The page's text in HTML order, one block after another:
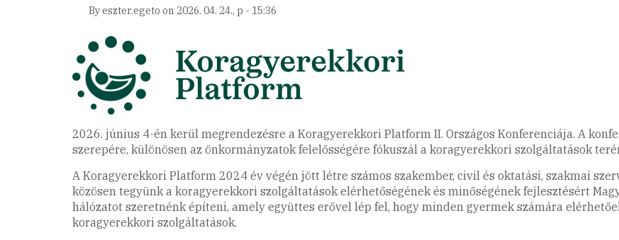
Byeszter.egeto on 2026. 04. 24., p - 15:36
2026. június 4-én kerül megrendezésre a Koragyerekkori Platform II. Országos Konferenciája. A
szerepére, különösen az önkormányzatok felelősségére fókuszál a koragyerekkori szolgáltatások
A Koragyerekkori Platform 2024 év végén jött létre számos szakember, civil és oktatási, szakmai
közösen tegyünk a koragyerekkori szolgáltatások elérhetőségének és minőségének fejlesztésért
hálózatot szeretnénk építeni, amely együttes erővel lép fel, hogy minden gyermek számára
koragyerekkori szolgáltatások.